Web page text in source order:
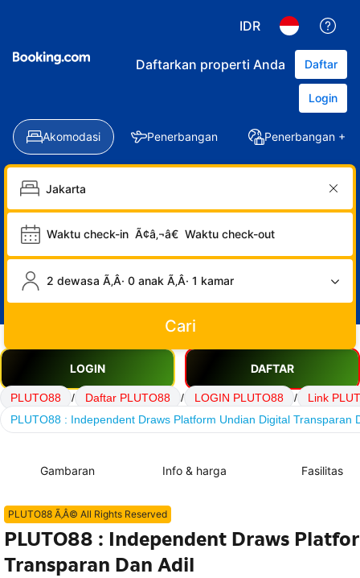
IDR
Daftarkan properti Anda Daftar
Login
Akomodasi Penerbangan Penerbangan +
Waktu check-in Ã¢â‚¬â€ Waktu check-out
2 dewasa Ã‚Â· 0 anak Ã‚Â· 1 kamar
Cari
LOGIN DAFTAR
PLUTO88 / Daftar PLUTO88 / LOGIN PLUTO88 /
Link
PLUTO88 : Independent Draws Platform Undian Digital Transparan
Gambaran Info & harga Fasilitas
PLUTO88 Ã‚Â© All Rights Reserved
PLUTO88 : Independent Draws
Transparan Dan Adil